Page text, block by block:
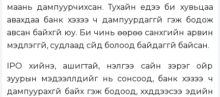
маань дампуурчихсан. Тухайн үедээ би хувьцаа
авахдаа банк хэзээ ч дампуурдаггүй гэж бодож
авсан байхгүй юу. Би чинь өөрөө санхүүгийн арвин
мэдлэггүй, судлаад сүйд болоод байдаггүй байсан.
IPO хийнэ, ашигтай, үнэлгээ сайн зэрэг ойр
зуурын мэдээллүүдийг нь сонсоод, банк хэзээ ч
дампуурахгүй байх гэж бодоод, хүүхдүүдээсээ эдийн